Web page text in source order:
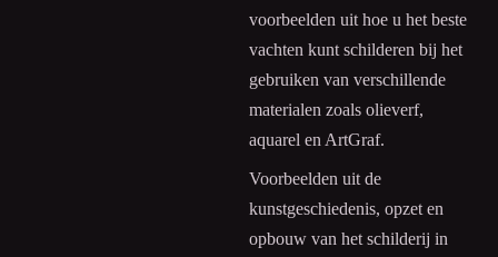
voorbeelden uit hoe u het beste
vachten kunt schilderen bij het
gebruiken van verschillende
materialen zoals olieverf,
aquarel en ArtGraf.
Voorbeelden uit de
kunstgeschiedenis, opzet en
opbouw van het schilderij in